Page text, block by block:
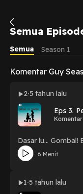
Semua
Semua
Season 1
Komentar Guy
2 5 tahun lalu
Eps 3.
Dasar lu... Gombal!
6 Menit
1 5 tahun lalu